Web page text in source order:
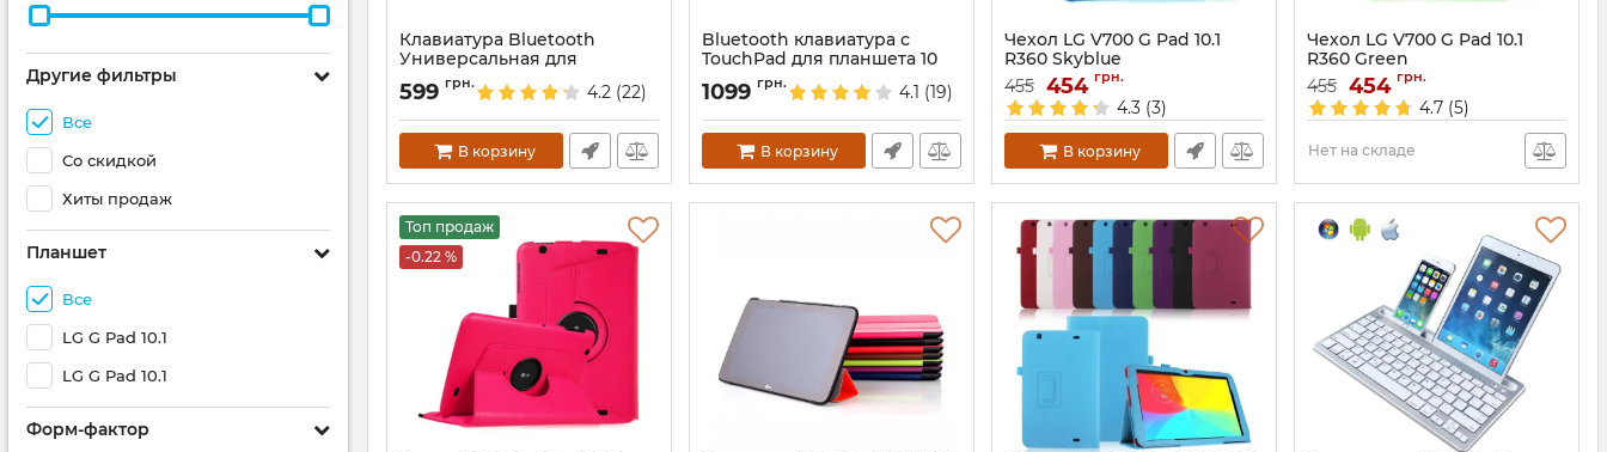
Другие фильтры
Все
Со скидкой
Хиты продаж
Планшет
Все
LG G Pad 10.1
LG G Pad 10.1
Форм-фактор
Клавиатура Bluetooth
Универсальная для
планшета 7-8 дюймов
Артикул: 2019
599 грн. 4.2 (22)
В корзину
Bluetooth клавиатура с
TouchPad для планшета 10
дюймов
Артикул: 2020
1099 грн. 4.1 (19)
В корзину
Чехол LG V700 G Pad 10.1
R360 Skyblue
Артикул:4885
455 454 грн.
4.3 (3)
В корзину
Чехол LG V700 G Pad 10.1
R360 Green
Артикул:4886
455 454 грн.
4.7 (5)
Нет на складе
Топ продаж
-0.22 %